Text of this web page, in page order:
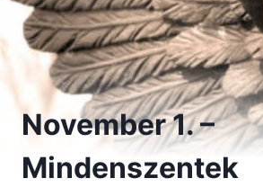
November 1. –
Mindenszentek